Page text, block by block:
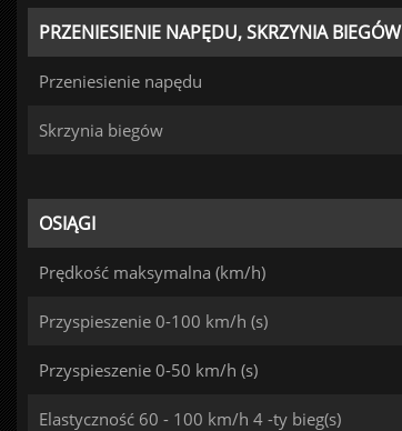
PRZENIESIENIE NAPĘDU, SKRZYNIA BIEGÓW
Przeniesienie napędu
Skrzynia biegów
OSIĄGI
Prędkość maksymalna (km/h)
Przyspieszenie 0-100 km/h (s)
Przyspieszenie 0-50 km/h (s)
Elastyczność 60 - 100 km/h 4 -ty bieg(s)